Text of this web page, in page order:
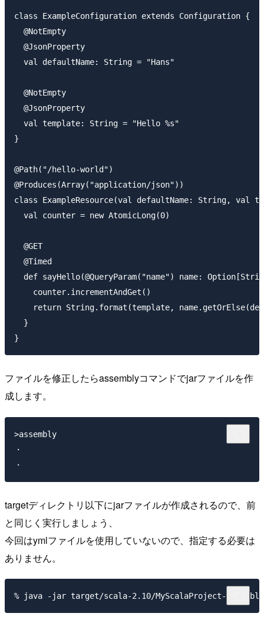
class ExampleConfiguration extends Configuration {
  @NotEmpty
  @JsonProperty
  val defaultName: String = "Hans"
  @NotEmpty
  @JsonProperty
  val template: String = "Hello %s"
}
@Path("/hello-world")
@Produces(Array("application/json"))
class ExampleResource(val defaultName: String, val
  val counter = new AtomicLong(0)
  @GET
  @Timed
def sayHello(@QueryParam("name") name:
    counter.incrementAndGet()
return String.format(template,
  }
ファイルを修正したらassemblyコマンドでjarファイルを作
成します。
>assembly
・
targetディレクトリ以下にjarファイルが作成されるので、前
と同じく実行しましょう、
今回はymlファイルを使用していないので、指定する必要は
ありません。